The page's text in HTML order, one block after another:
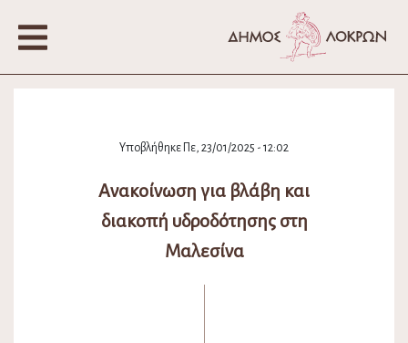
Υποβλήθηκε Πε, 23/01/2025 - 12:02
Ανακοίνωση για βλάβη και
διακοπή υδροδότησης στη
Μαλεσίνα